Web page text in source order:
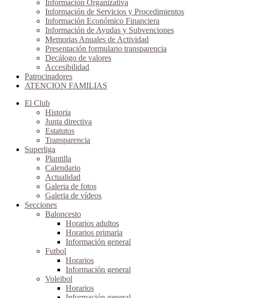
Información Organizativa
Información de Servicios y Procedimientos
Información Económico Financiera
Información de Ayudas y Subvenciones
Memorias Anuales de Actividad
Presentación formulario transparencia
Decálogo de valores
Accesibilidad
Patrocinadores
ATENCION FAMILIAS
El Club
Historia
Junta directiva
Estatutos
Transparencia
Superliga
Plantilla
Calendario
Actualidad
Galeria de fotos
Galeria de vídeos
Secciones
Baloncesto
Horarios adultos
Horarios primaria
Información general
Futbol
Horarios
Información general
Voleibol
Horarios